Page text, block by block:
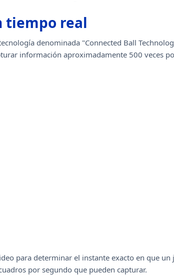
tiempo real
denominada "Connected Ball
información aproximadamente 500 veces
para determinar el instante exacto en que un
por segundo que pueden capturar.